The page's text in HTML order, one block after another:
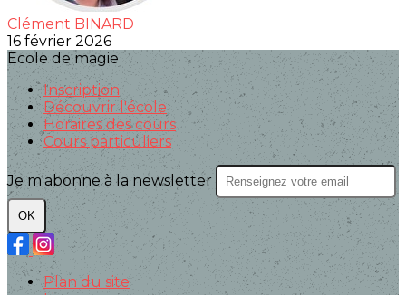
Clément BINARD
16 février 2026
Ecole de magie
Inscription
Découvrir l'école
Horaires des cours
Cours particuliers
Je m'abonne à la newsletter
OK
Plan du site